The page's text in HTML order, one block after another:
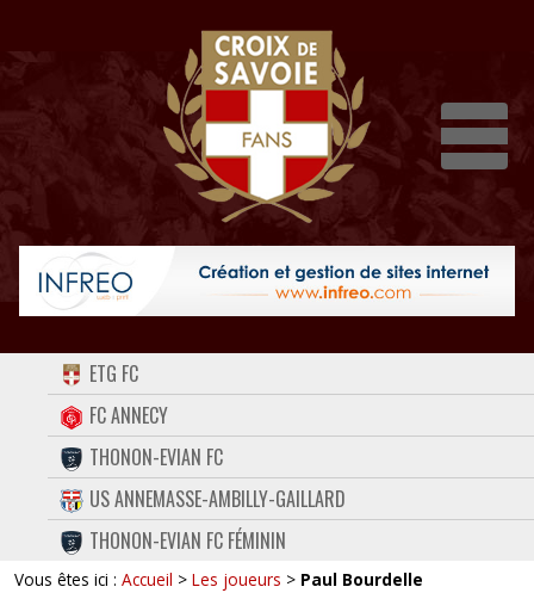
ACCUEIL
FORUM
CONTACT
FACEBOOK
TWITTER
ETG FC
FC ANNECY
THONON-EVIAN FC
US ANNEMASSE-AMBILLY-GAILLARD
THONON-EVIAN FC FÉMININ
Vous êtes ici : Accueil > Les joueurs > Paul Bourdelle